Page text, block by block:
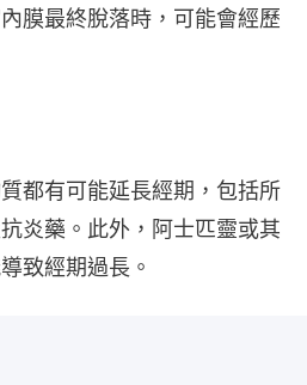
膜最終脫落時，可能會經歷
都有可能延長經期，包括所
炎藥。此外，阿士匹靈或其
致經期過長。